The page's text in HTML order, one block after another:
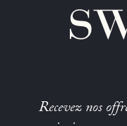
Recevez nos